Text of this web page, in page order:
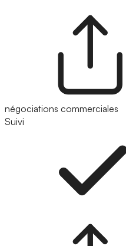
négociations commerciales
Suivi